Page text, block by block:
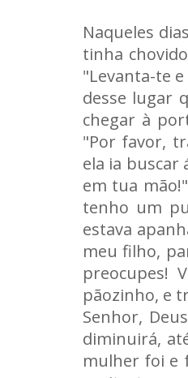
Naqueles
tinha
"Levanta-te
desse lugar
chegar à
"Por favor,
ela ia buscar
em tua mão!"
tenho um
estava
meu filho,
preocupes!
pãozinho, e
Senhor,
diminuirá,
mulher foi e